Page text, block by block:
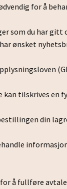
for å
som du har
ønsket
tilskrives en
din
å fullføre